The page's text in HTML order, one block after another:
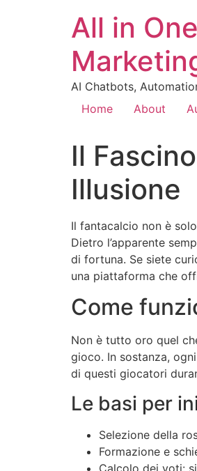
All in
AI Chatbots,
Home
About
Il
Illusione
Il fantacalcio non è
Dietro l’apparente
di fortuna. Se siete
una piattaforma che
Come
Non è tutto oro quel
gioco. In sostanza,
di questi giocatori
Le basi per
Selezione della
Formazione e
Calcolo dei voti: